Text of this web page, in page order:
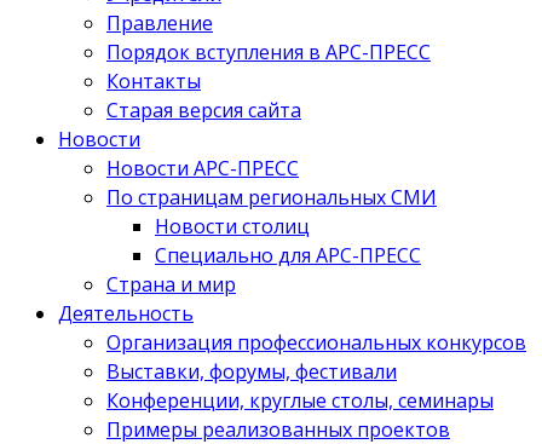
Правление
Порядок вступления в АРС-ПРЕСС
Контакты
Старая версия сайта
Новости
Новости АРС-ПРЕСС
По страницам региональных СМИ
Новости столиц
Специально для АРС-ПРЕСС
Страна и мир
Деятельность
Организация профессиональных конкурсов
Выставки, форумы, фестивали
Конференции, круглые столы, семинары
Примеры реализованных проектов